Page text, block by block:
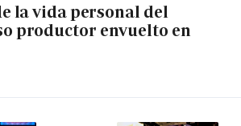
la vida personal del
productor envuelto en